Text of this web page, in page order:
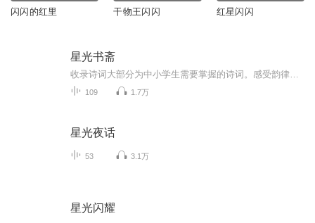
闪闪的红里 干物王闪闪 红星闪闪
星光书斋
109 1.7万
星光夜话
53 3.1万
星光闪耀